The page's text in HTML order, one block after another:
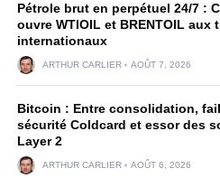
Pétrole brut en perpétuel 24/7 :
ouvre WTIOIL et BRENTOIL aux
internationaux
ARTHUR CARLIER AOÛT 7, 2026
Bitcoin : Entre consolidation,
sécurité Coldcard et essor des
Layer 2
ARTHUR CARLIER AOÛT 6, 2026